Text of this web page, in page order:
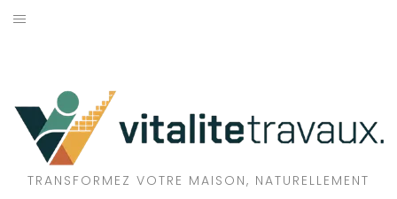
Aller
TRANSFORMEZ VOTRE MAISON, NATURELLEMENT
ÉCOLOGIE
BIEN-ÊTRE